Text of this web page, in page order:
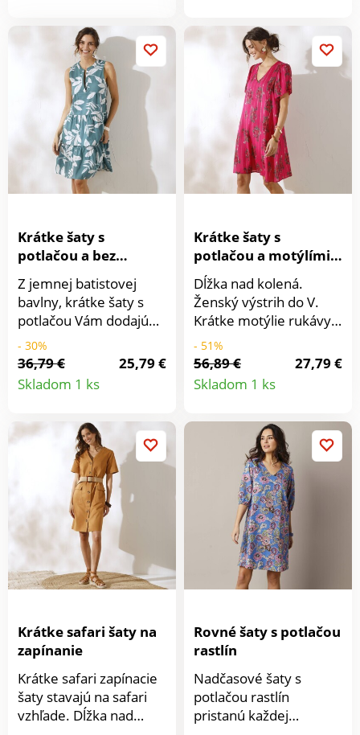
zaviazanie. Vpredu a
vzadu čipkou s
nariasením. Rovný
spodný lem. Možno
prať v práčke.
légou. Pod prsiami
prestrih a nariasenie.
Rukávy s pružným
zakončením. Nariasené
plecia. Rozšírený
spodný lem. Potlač XXL
kvetov. Možno prať v
práčke.
Krátke šaty s
potlačou a bez
rukávov
Z jemnej batistovej
bavlny, krátke šaty s
potlačou Vám dodajú
ženskosť. Rozšírený
strih. Potlač listov.
Výstrih do V. Bez
rukávov. Vpredu a
strede nariasené.
Spodný lem s 2
nariasenými volánmi, z
toho 1 s prámikom.
Možno prať v práčke.
- 30%
36,79 €
25,79 €
Skladom 1 ks
Detail
Krátke šaty s
potlačou a motýlími
rukávmi
Dĺžka nad kolená.
Ženský výstrih do V.
Krátke motýlie rukávy.
Rozšírená sukňa.
Možno prať v práčke.
- 51%
56,89 €
27,79 €
Skladom 1 ks
Detail
Krátke safari šaty na
zapínanie
Krátke safari zapínacie
šaty stavajú na safari
vzhľade. Dĺžka nad
Rovné šaty s potlačou
rastlín
Nadčasové šaty s
potlačou rastlín
pristanú každej